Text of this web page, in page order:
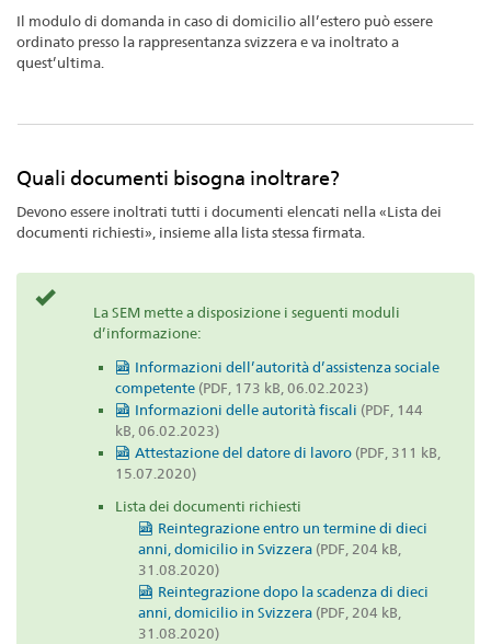
Il modulo di domanda in caso di domicilio all’estero può essere
ordinato presso la rappresentanza svizzera e va inoltrato a
quest’ultima.
Quali documenti bisogna inoltrare?
Devono essere inoltrati tutti i documenti elencati nella «Lista dei
documenti richiesti», insieme alla lista stessa firmata.
La SEM mette a disposizione i seguenti moduli
d’informazione:
Informazioni dell’autorità d’assistenza sociale
competente (PDF, 173 kB, 06.02.2023)
Informazioni delle autorità fiscali (PDF, 144
kB, 06.02.2023)
Attestazione del datore di lavoro (PDF, 311 kB,
15.07.2020)
Lista dei documenti richiesti
Reintegrazione entro un termine di dieci
anni, domicilio in Svizzera (PDF, 204 kB,
31.08.2020)
Reintegrazione dopo la scadenza di dieci
anni, domicilio in Svizzera (PDF, 204 kB,
31.08.2020)